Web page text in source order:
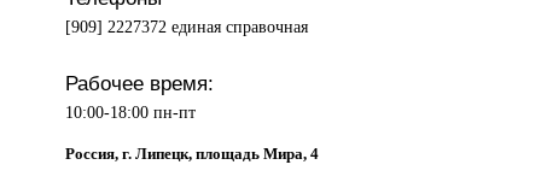
[909] 2227372 единая справочная
Рабочее время:
10:00-18:00 пн-пт
Россия, г. Липецк, площадь Мира, 4